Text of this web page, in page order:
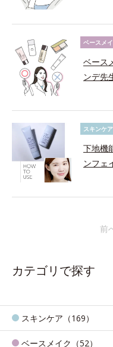
ベースメ
ベース
ンデ先
スキンケア
下地機
ンフェ
前
カテゴリで探す
スキンケア（169）
ベースメイク（52）